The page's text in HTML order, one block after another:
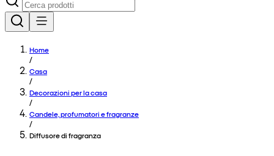
Home
/
Casa
/
Decorazioni per la casa
/
Candele, profumatori e fragranze
/
Diffusore di fragranza